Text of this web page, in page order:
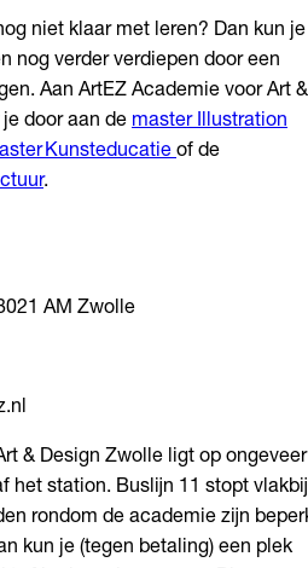
niet klaar met leren? Dan kun
nog verder verdiepen door een
Aan ArtEZ Academie voor Art &
door aan de master Illustration
Kunsteducatieof de
.
AM Zwolle
& Design Zwolle ligt op ongeveer
het station. Buslijn 11 stopt
rondom de academie zijn
kun je (tegen betaling) een plek